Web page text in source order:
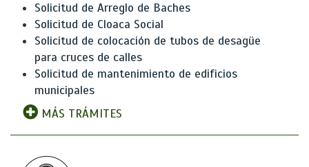
Solicitud de Arreglo de Baches
Solicitud de Cloaca Social
Solicitud de colocación de tubos de desagüe
para cruces de calles
Solicitud de mantenimiento de edificios
municipales
MÁS TRÁMITES